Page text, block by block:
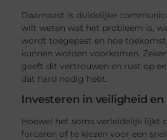
Daarnaast is duidelijke
wilt weten wat het probleem is,
wordt toegepast en hoe
kunnen worden voorkomen.
geeft dit vertrouwen en rust op
dat hard nodig hebt.
Investeren in veiligheid
Hoewel het soms verleidelijk lijkt
forceren of te kiezen voor een